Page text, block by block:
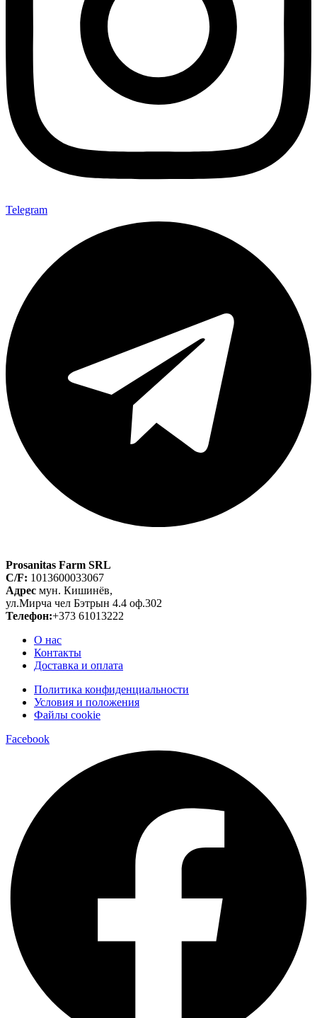
Telegram
Prosanitas Farm SRL
C/F: 1013600033067
Адрес мун. Кишинёв,
ул.Мирча чел Бэтрын 4.4 оф.302
Телефон:+373 61013222
О нас
Контакты
Доставка и оплата
Политика конфиденциальности
Условия и положения
Файлы cookie
Facebook